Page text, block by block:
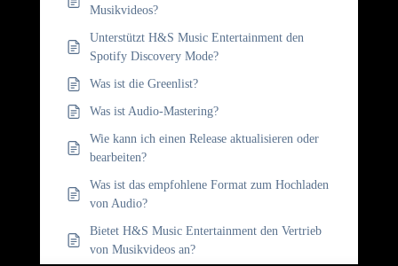
Musikvideos?
Unterstützt H&S Music Entertainment den
Spotify Discovery Mode?
Was ist die Greenlist?
Was ist Audio-Mastering?
Wie kann ich einen Release aktualisieren oder
bearbeiten?
Was ist das empfohlene Format zum Hochladen
von Audio?
Bietet H&S Music Entertainment den Vertrieb
von Musikvideos an?